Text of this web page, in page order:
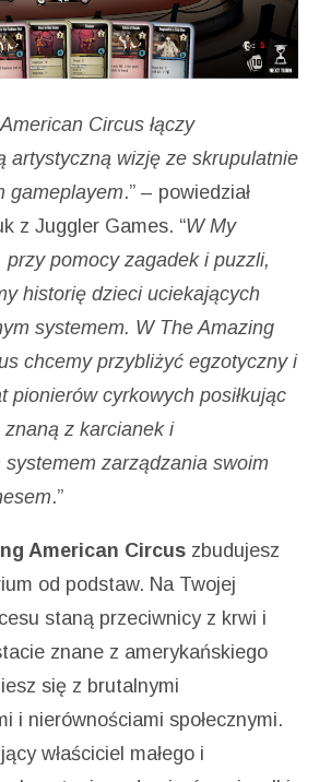
Circus łączy
artystyczną wizję ze skrupulatnie
gameplayem.” – powiedział
z Juggler Games. “W My
przy pomocy zagadek i puzzli,
historię dzieci uciekających
systemem. W The Amazing
chcemy przybliżyć egzotyczny i
pionierów cyrkowych posiłkując
z karcianek i
zarządzania swoim
.”
American Circus zbudujesz
od podstaw. Na Twojej
staną przeciwnicy z krwi i
znane z amerykańskiego
się z brutalnymi
i nierównościami społecznymi.
właściciel małego i